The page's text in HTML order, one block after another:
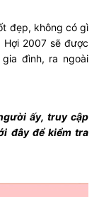
đẹp, không có gì
2007 sẽ được
đình, ra ngoài
ấy, truy cập
đây để kiểm tra